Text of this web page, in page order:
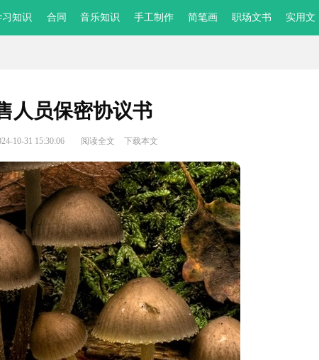
习知识 合同 音乐知识 手工制作 简笔画 职场文书 实用文
人员保密协议书
10-31 15:30:06 阅读全文 下载本文